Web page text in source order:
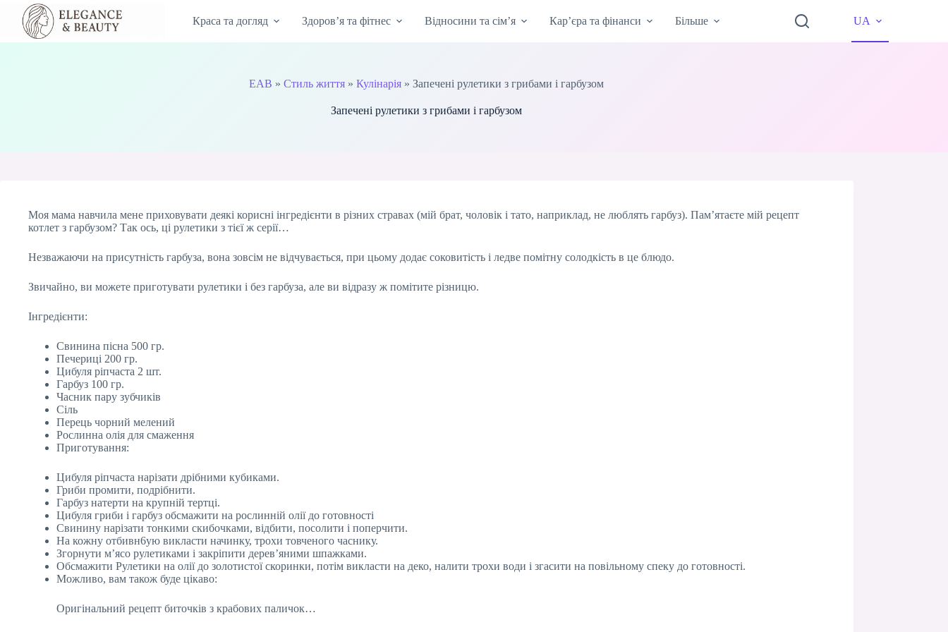
Перейти
вмісту
Краса та догляд Здоров’я та фітнес Відносини та сім’я Кар’єра та фінанси Більше UA
EAB »Стиль життя »Кулінарія »Запечені рулетики з грибами і гарбузом
Запечені рулетики з грибами і гарбузом
Моя мама навчила мене приховувати деякі корисні інгредієнти в різних стравах (мій брат, чоловік і тато, наприклад, не люблять гарбуз). Пам’ятаєте мій рецепт
котлет з гарбузом? Так ось, ці рулетики з тієї ж серії…
Незважаючи на присутність гарбуза, вона зовсім не відчувається, при цьому додає соковитість і ледве помітну солодкість в це блюдо.
Звичайно, ви можете приготувати рулетики і без гарбуза, але ви відразу ж помітите різницю.
Інгредієнти:
Свинина пісна 500 гр.
Печериці 200 гр.
Цибуля ріпчаста 2 шт.
Гарбуз 100 гр.
Часник пару зубчиків
Сіль
Перець чорний мелений
Рослинна олія для смаження
Приготування:
Цибуля ріпчаста нарізати дрібними кубиками.
Гриби промити, подрібнити.
Гарбуз натерти на крупній тертці.
Цибуля гриби і гарбуз обсмажити на рослинній олії до готовності
Свинину нарізати тонкими скибочками, відбити, посолити і поперчити.
На кожну отбивн6ую викласти начинку, трохи товченого часнику.
Згорнути м’ясо рулетиками і закріпити дерев’яними шпажками.
Обсмажити Рулетики на олії до золотистої скоринки, потім викласти на деко, налити трохи води і згасити на повільному спеку до готовності.
Можливо, вам також буде цікаво:
Оригінальний рецепт биточків з крабових паличок…